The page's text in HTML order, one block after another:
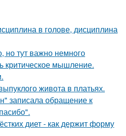
в голове, дисциплина
но тут важно немного
критическое мышление.
живота в платьях.
записала обращение к
диет - как держит форму